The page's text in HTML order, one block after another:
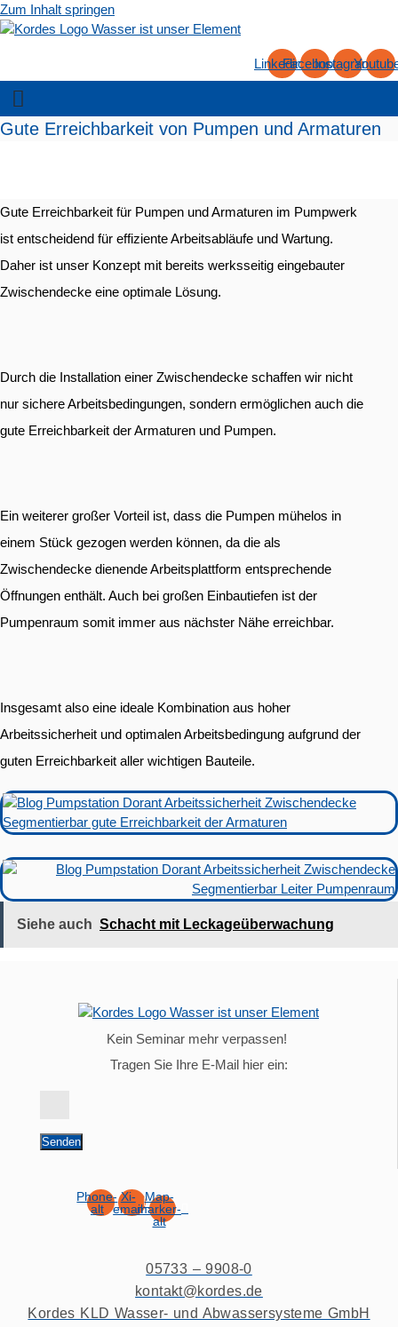
Zum Inhalt springen
LinkedinFacebookInstagram
Gute Erreichbarkeit von Pumpen und Armaturen
Gute Erreichbarkeit für Pumpen und Armaturen im Pumpwerk
ist entscheidend für effiziente Arbeitsabläufe und Wartung.
Daher ist unser Konzept mit bereits werksseitig eingebauter
Zwischendecke eine optimale Lösung.
Durch die Installation einer Zwischendecke schaffen wir nicht
nur sichere Arbeitsbedingungen, sondern ermöglichen auch die
gute Erreichbarkeit der Armaturen und Pumpen.
Ein weiterer großer Vorteil ist, dass die Pumpen mühelos in
einem Stück gezogen werden können, da die als
Zwischendecke dienende Arbeitsplattform entsprechende
Öffnungen enthält. Auch bei großen Einbautiefen ist der
Pumpenraum somit immer aus nächster Nähe erreichbar.
Insgesamt also eine ideale Kombination aus hoher
Arbeitssicherheit und optimalen Arbeitsbedingung aufgrund der
guten Erreichbarkeit aller wichtigen Bauteile.
Siehe auch Schacht mit Leckageüberwachung
Kein Seminar mehr verpassen!
Tragen Sie Ihre E-Mail hier ein:
Senden
Phone-
alt
Xi-
email
Map-
marker-
alt
05733 – 9908-0
kontakt@kordes.de
Kordes KLD Wasser- und Abwassersysteme GmbH